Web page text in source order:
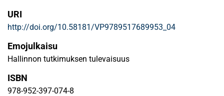
URI
http://doi.org/10.58181/VP9789517689953_04
Emojulkaisu
Hallinnon tutkimuksen tulevaisuus
ISBN
978-952-397-074-8